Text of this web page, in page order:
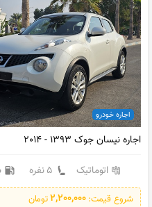
اجاره خودرو
اجاره نیسان جوک 1393 - 2014
اتوماتیک
5 نفره
شروع قیمت:2,200,000تومان